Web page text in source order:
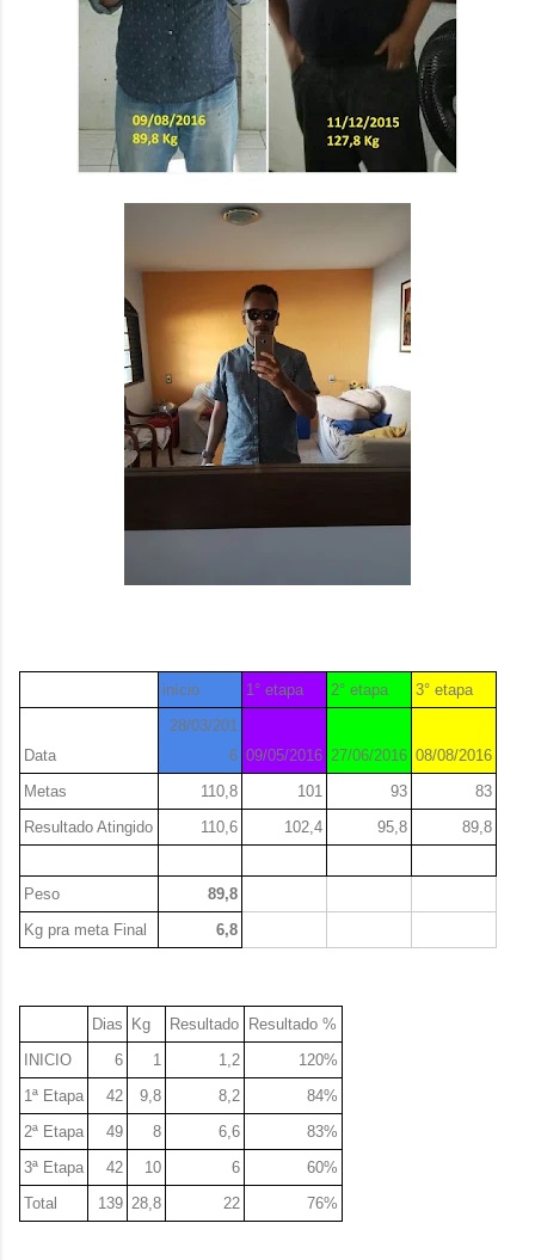
início 1° etapa 2° etapa 3° etapa
Data
28/03/201
6 09/05/2016 27/06/2016 08/08/2016
Metas
110,8 101 93
83
Resultado Atingido
110,6 102,4 95,8 89,8
Peso
89,8
Kg pra meta Final
6,8
Dias Kg Resultado Resultado %
INICIO
6 1 1,2
120%
1ª Etapa
42 9,8 8,2
84%
2ª Etapa
49 8 6,6
83%
3ª Etapa
42 10 6
60%
Total
139 28,8 22 76%